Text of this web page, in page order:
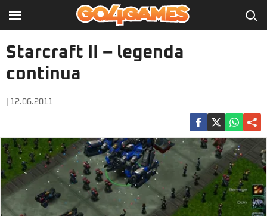
Starcraft II – legenda
continua
| 12.06.2011